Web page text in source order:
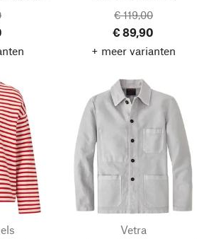
€ 119,00
€ 89,90
+ meer varianten
Vetra